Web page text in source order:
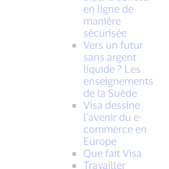
en ligne de
manière
sécurisée
Vers un futur
sans argent
liquide ? Les
enseignements
de la Suède
Visa dessine
l'avenir du e-
commerce en
Europe
Que fait Visa
Travailler